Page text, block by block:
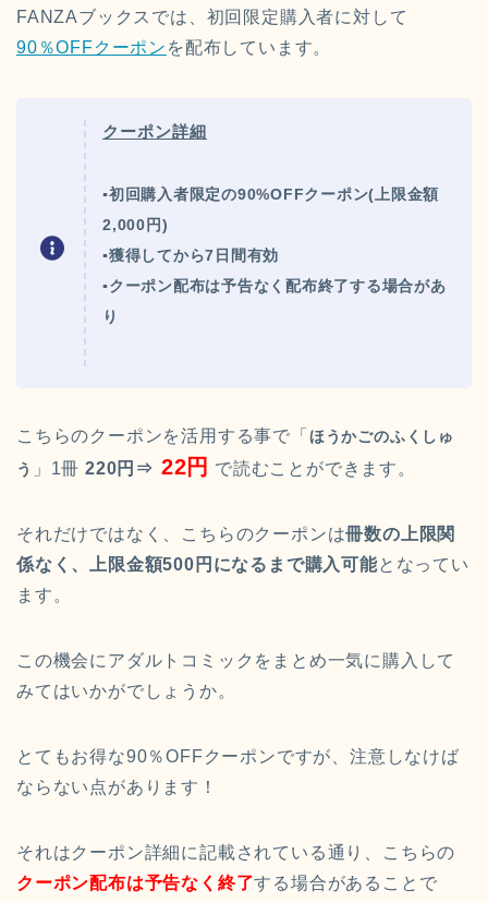
FANZAブックスでは、初回限定購入者に対して
90％OFFクーポン を配布しています。
クーポン詳細
▪初回購入者限定の90%OFFクーポン(上限金額
2,000円)
▪獲得してから7日間有効
▪クーポン配布は予告なく配布終了する場合があ
り
こちらのクーポンを活用する事で「 ほうかごのふくしゅ
う
」1冊220円⇒ 22円 で読むことができます。
それだけではなく、こちらのクーポンは冊数の上限関
係なく、上限金額500円になるまで購入可能となってい
ます。
この機会にアダルトコミックをまとめ一気に購入して
みてはいかがでしょうか。
とてもお得な90％OFFクーポンですが、注意しなけば
ならない点があります！
それはクーポン詳細に記載されている通り、こちらの
クーポン配布は予告なく終了する場合があることで